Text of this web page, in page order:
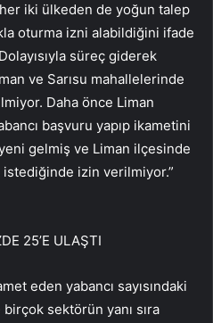
her iki ülkeden de yoğun talep
oturma izni alabildiğini ifade
süreç giderek
ve Sarısu mahallelerinde
Daha önce Liman
başvuru yapıp ikametini
gelmiş ve Liman ilçesinde
izin verilmiyor.”
25’E ULAŞTI
eden yabancı sayısındaki
sektörün yanı sıra